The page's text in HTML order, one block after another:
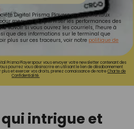
Digital Prisma Players analyse le taux
mesurer et optimiser les performances des
savoir si vous ouvrez les courriels, l'heure à
que des informations sur le terminal que
plus sur ces traceurs, voir notre politique de
Prisma Playerspour vous envoyer votre newsletter contenant des
pourrez vous désinscrire en utilisant le lien de désabonnement
plus et exercer vos droits, prenez connaissance de notreCharte de
Confidentialité.
intrigue et